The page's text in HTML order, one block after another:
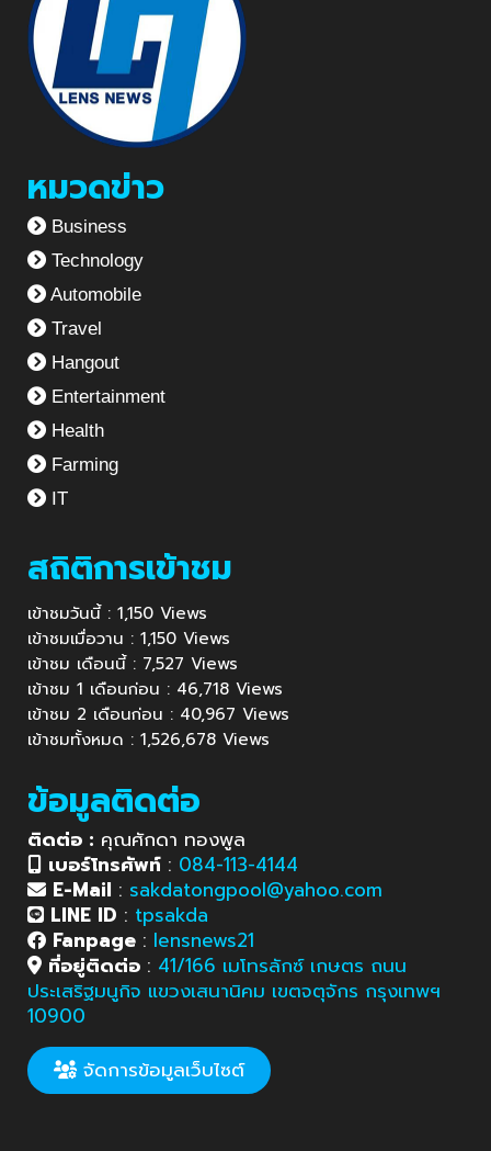
หมวดข่าว
Business
Technology
Automobile
Travel
Hangout
Entertainment
Health
Farming
IT
สถิติการเข้าชม
เข้าชมวันนี้ : 1,150 Views
เข้าชมเมื่อวาน : 1,150 Views
เข้าชม เดือนนี้ : 7,527 Views
เข้าชม 1 เดือนก่อน : 46,718 Views
เข้าชม 2 เดือนก่อน : 40,967 Views
เข้าชมทั้งหมด : 1,526,678 Views
ข้อมูลติดต่อ
ติดต่อ : คุณศักดา ทองพูล
เบอร์โทรศัพท์ : 084-113-4144
E-Mail : sakdatongpool@yahoo.com
LINE ID : tpsakda
Fanpage : lensnews21
ที่อยู่ติดต่อ : 41/166 เมโทรลักซ์ เกษตร ถนน
ประเสริฐมนูกิจ แขวงเสนานิคม เขตจตุจักร กรุงเทพฯ
10900
จัดการข้อมูลเว็บไซต์